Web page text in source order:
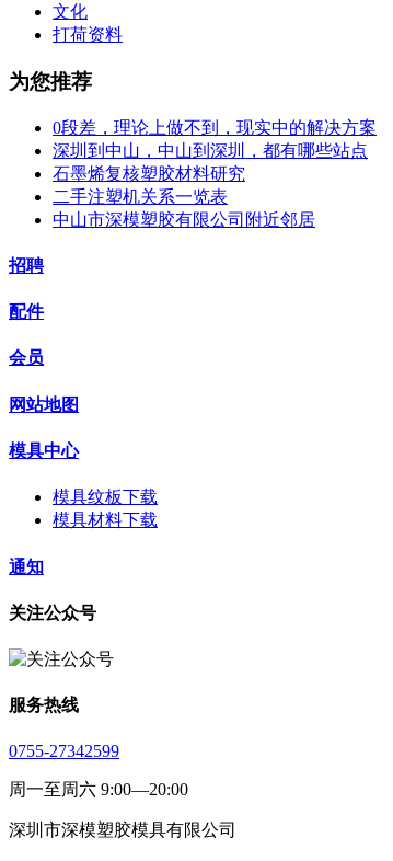
文化
打荷资料
为您推荐
0段差，理论上做不到，现实中的解决方案
深圳到中山，中山到深圳，都有哪些站点
石墨烯复核塑胶材料研究
二手注塑机关系一览表
中山市深模塑胶有限公司附近邻居
招聘
配件
会员
网站地图
模具中心
模具纹板下载
模具材料下载
通知
关注公众号
服务热线
0755-27342599
周一至周六 9:00—20:00
深圳市深模塑胶模具有限公司